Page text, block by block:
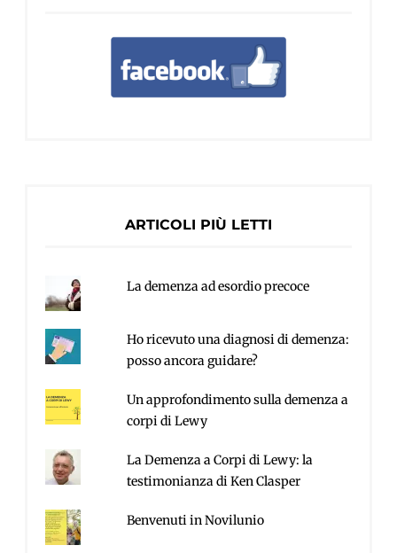
ARTICOLI PIÙ LETTI
La demenza ad esordio precoce
Ho ricevuto una diagnosi di demenza:
posso ancora guidare?
Un approfondimento sulla demenza a
corpi di Lewy
La Demenza a Corpi di Lewy: la
testimonianza di Ken Clasper
Benvenuti in Novilunio